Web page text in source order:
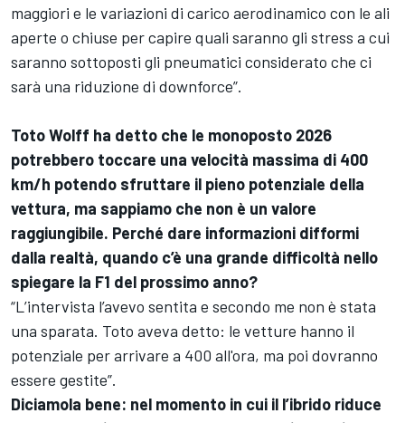
maggiori e le variazioni di carico aerodinamico con le ali
aperte o chiuse per capire quali saranno gli stress a cui
saranno sottoposti gli pneumatici considerato che ci
sarà una riduzione di downforce”.
Toto Wolff ha detto che le monoposto 2026
potrebbero toccare una velocità massima di 400
km/h potendo sfruttare il pieno potenziale della
vettura, ma sappiamo che non è un valore
raggiungibile. Perché dare informazioni difformi
dalla realtà, quando c’è una grande difficoltà nello
spiegare la F1 del prossimo anno?
“L’intervista l’avevo sentita e secondo me non è stata
una sparata. Toto aveva detto: le vetture hanno il
potenziale per arrivare a 400 all'ora, ma poi dovranno
essere gestite”.
Diciamola bene: nel momento in cui il l’ibrido riduce